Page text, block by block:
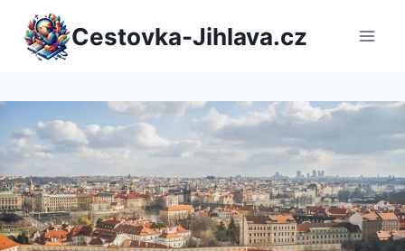
Přeskočit
obsah
Cestovka-Jihlava.cz